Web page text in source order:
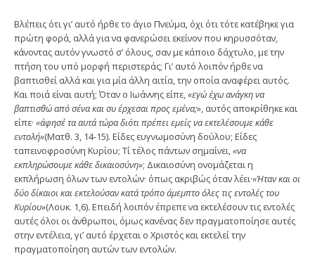
Βλέπεις ότι γι’ αυτό ήρθε το άγιο Πνεύμα, όχι ότι τότε κατέβηκε για
πρώτη φορά, αλλά για να φανερώσει εκείνον που κηρυσσόταν,
κάνοντας αυτόν γνωστό σ’ ό­λους, σαν με κάποιο δάχτυλο, με την
πτήση του υπό μορφή περιστεράς; Γι’ αυτό λοιπόν ήρθε να
βαπτισθεί αλλά και για μία άλλη αιτία, την οποία αναφέρει αυτός.
Και ποιά είναι αυτή; Όταν ο Ιωάννης είπε,«εγώ έχω ανάγκη να
βαπτισθώ από σένα και συ έρχεσαι προς εμένα;», αυτός αποκρίθηκε και
είπε· «άφησέ τα αυτά τώρα διότι πρέπει εμείς να εκτελέσουμε κάθε
εντολή»(Ματθ. 3, 14-15). Είδες ευγνωμοσύνη δούλου; Είδες
ταπεινοφροσύνη Κυρίου; Τί τέλος πάντων σημαίνει,«να
εκπληρώσουμε κάθε δικαιοσύ­νη»; Δικαιοσύνη ονομάζεται η
εκπλήρωση όλων των εντο­λών· όπως ακριβώς όταν λέει·«Ήταν και οι
δύο δίκαιοι και εκτελούσαν κατά τρόπο άμεμπτο όλες τις εντολές του
Κυρίου»(Λουκ. 1,6). Επειδή λοιπόν έπρεπε να εκτελέσουν τις εντολές
αυτές όλοι οι άνθρωποι, όμως κανένας δεν πραγ­ματοποίησε αυτές
στην εντέλεια, γι’ αυτό έρχεται ο Χρι­στός και εκτελεί την
πραγματοποίηση αυτών των εντολών.